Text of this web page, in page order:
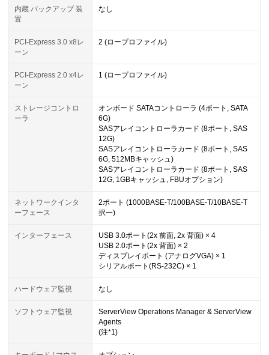
内蔵 バックアップ 装
置
なし
PCI-Express 3.0 x8レ
ーン
2 (ロープロファイル)
PCI-Express 2.0 x4レ
ーン
1 (ロープロファイル)
ストレージコントロ
ーラ
オンボード SATAコントローラ (4ポート, SATA
6G)
SASアレイコントローラカード (8ポート, SAS
12G)
SASアレイコントローラカード (8ポート, SAS
6G, 512MBキャッシュ)
SASアレイコントローラカード (8ポート, SAS
12G, 1GBキャッシュ, FBUオプション)
ネットワークインタ
ーフェース
2ポート (1000BASE-T/100BASE-T/10BASE-T
択一)
インターフェース
USB 3.0ポート(2x 前面, 2x 背面) × 4
USB 2.0ポート(2x 背面) × 2
ディスプレイポート (アナログVGA) × 1
シリアルポート(RS-232C) × 1
ハードウェア監視 なし
ソフトウェア監視
ServerView Operations Manager & ServerView
Agents
(注*1)